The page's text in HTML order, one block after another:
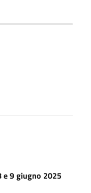
e 9 giugno 2025